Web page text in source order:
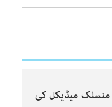
میڈیکل کی